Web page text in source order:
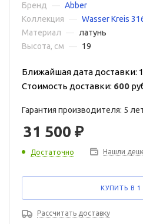
Бренд
Abber
Коллекция
Wasser Kreis
Материал
латунь
Высота, см
19
Ближайшая дата доставки:
Стоимость доставки: 600
Гарантия производителя: 5
31 500 ₽
Достаточно Нашли
КУПИТЬ В
Рассчитать доставку